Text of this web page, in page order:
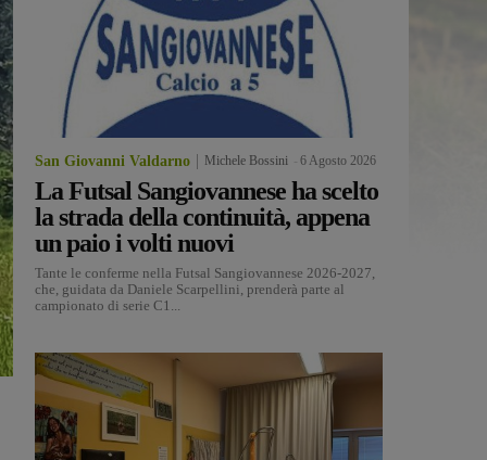
San Giovanni Valdarno Michele Bossini 6 Agosto 2026
La Futsal Sangiovannese ha scelto
la strada della continuità, appena
un paio i volti nuovi
Tante le conferme nella Futsal Sangiovannese 2026-2027,
che, guidata da Daniele Scarpellini, prenderà parte al
campionato di serie C1...